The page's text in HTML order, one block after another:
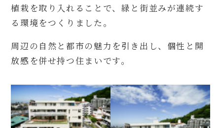
植栽を取り入れることで、緑と街並みが連続す
る環境をつくりました。
周辺の自然と都市の魅力を引き出し、個性と開
放感を併せ持つ住まいです。